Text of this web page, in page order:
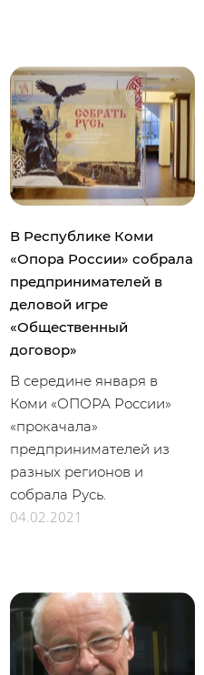
В Республике Коми
«Опора России» собрала
предпринимателей в
деловой игре
«Общественный
договор»
В середине января в
Коми «ОПОРА России»
«прокачала»
предпринимателей из
разных регионов и
собрала Русь.
04.02.2021